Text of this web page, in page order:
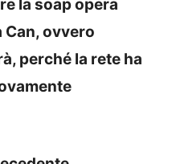
la soap opera
ovvero
perché la rete ha